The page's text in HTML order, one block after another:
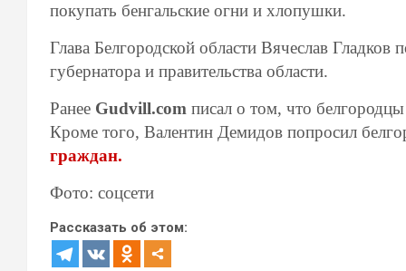
покупать бенгальские огни и хлопушки.
Глава Белгородской области Вячеслав
губернатора и правительства области.
Ранее Gudvill.com писал о том, что
Кроме того, Валентин Демидов попросил
граждан.
Фото: соцсети
Рассказать об этом: